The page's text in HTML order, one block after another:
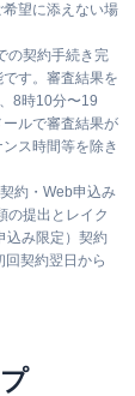
望に添えない場
の契約手続き完
す。審査結果を
8時10分〜19
ルで審査結果が
ス時間等を除き
約・Web申込み
の提出とレイク
込み限定）契約
契約翌日から